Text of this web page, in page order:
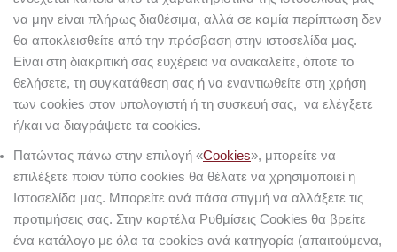
να μην είναι πλήρως διαθέσιμα, αλλά σε καμία περίπτωση δεν
θα αποκλεισθείτε από την πρόσβαση στην ιστοσελίδα μας.
Είναι στη διακριτική σας ευχέρεια να ανακαλείτε, όποτε το
θελήσετε, τη συγκατάθεση σας ή να εναντιωθείτε στη χρήση
των cookies στον υπολογιστή ή τη συσκευή σας, να ελέγξετε
ή/και να διαγράψετε τα cookies.
Πατώντας πάνω στην επιλογή «Cookies», μπορείτε να
επιλέξετε ποιον τύπο cookies θα θέλατε να χρησιμοποιεί η
Ιστοσελίδα μας. Μπορείτε ανά πάσα στιγμή να αλλάξετε τις
προτιμήσεις σας. Στην καρτέλα Ρυθμίσεις Cookies θα βρείτε
ένα κατάλογο με όλα τα cookies ανά κατηγορία (απαιτούμενα,